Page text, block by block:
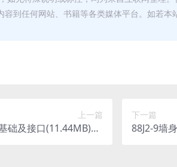
容到任何网站、书籍等各类媒体平台。如若
上一篇
础及接口(11.44MB)pd
下一篇
88J2-9墙